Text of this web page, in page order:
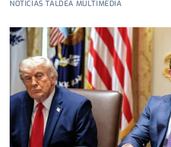
NOTICIAS TALDEA MULTIMEDIA